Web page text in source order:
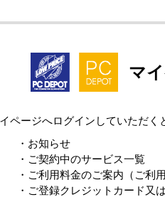
マ
ページへログインしていただ
・お知らせ
・ご契約中のサービス一覧
・ご利用料金のご案内（ご利
・ご登録クレジットカード又